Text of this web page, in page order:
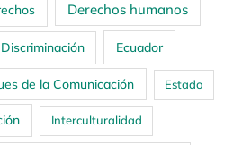
Derechos humanos
Discriminación Ecuador
de la Comunicación Estado
Interculturalidad